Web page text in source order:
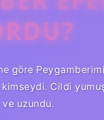
göre
Cildi
uzundu.